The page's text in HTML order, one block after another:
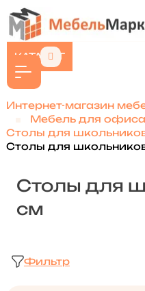
КАТАЛОГ
Интернет-магазин
Мебель для офиса
Столы для
Столы для
Столы для
см
Фильтр